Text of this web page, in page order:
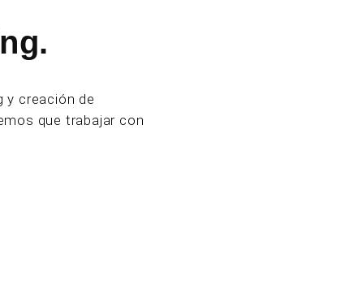
y creación de
que trabajar con